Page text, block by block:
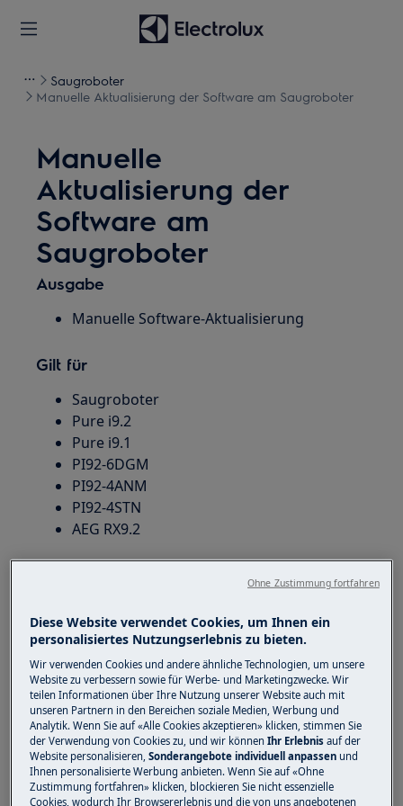
Saugroboter
Manuelle Aktualisierung der Software am Saugroboter
Manuelle
Aktualisierung der
Software am
Saugroboter
Ausgabe
Manuelle Software-Aktualisierung
Gilt für
Saugroboter
Pure i9.2
Pure i9.1
PI92-6DGM
PI92-4ANM
PI92-4STN
AEG RX9.2
Stellen Sie sicher, dass der Roboter vollständig
aufgeladen ist. (Die Batterie leuchtet weiss und
blinkt nicht.)
2. Schritt:
Bitte laden Sie unter diesem Link die Software-
Diese Website verwendet Cookies, um Ihnen ein
personalisiertes Nutzungserlebnis zu bieten.
Wir verwenden Cookies und andere ähnliche Technologien, um unsere
Website zu verbessern sowie für Werbe- und Marketingzwecke. Wir
teilen Informationen über Ihre Nutzung unserer Website auch mit
unseren Partnern in den Bereichen soziale Medien, Werbung und
Analytik. Wenn Sie auf «Alle Cookies akzeptieren» klicken, stimmen Sie
der Verwendung von Cookies zu, und wir könnenIhr Erlebnisauf der
Website personalisieren,Sonderangebote individuell anpassen und
Ihnen personalisierte Werbung anbieten. Wenn Sie auf «Ohne
Zustimmung fortfahren» klicken, blockieren Sie nicht essenzielle
Cookies, wodurch Ihr Browsererlebnis und die von uns angebotenen
Ohne Zustimmung fortfahren